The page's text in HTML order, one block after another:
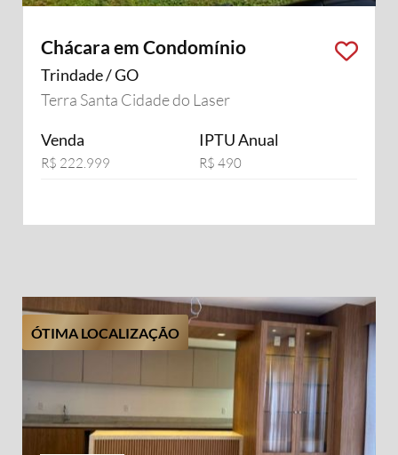
Chácara em Condomínio
Trindade / GO
Terra Santa Cidade do Laser
Venda
R$ 222.999
IPTU Anual
R$ 490
ÓTIMA LOCALIZAÇÃO